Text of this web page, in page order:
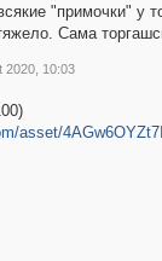
"примочки" у
Сама
2020, 10:03
asset/